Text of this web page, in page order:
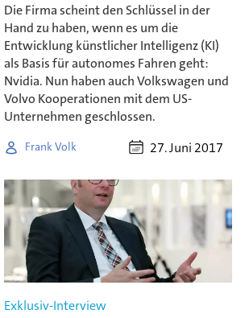
Die Firma scheint den Schlüssel in der
Hand zu haben, wenn es um die
Entwicklung künstlicher Intelligenz (KI)
als Basis für autonomes Fahren geht:
Nvidia. Nun haben auch Volkswagen und
Volvo Kooperationen mit dem US-
Unternehmen geschlossen.
Frank Volk 27. Juni 2017
Exklusiv-Interview